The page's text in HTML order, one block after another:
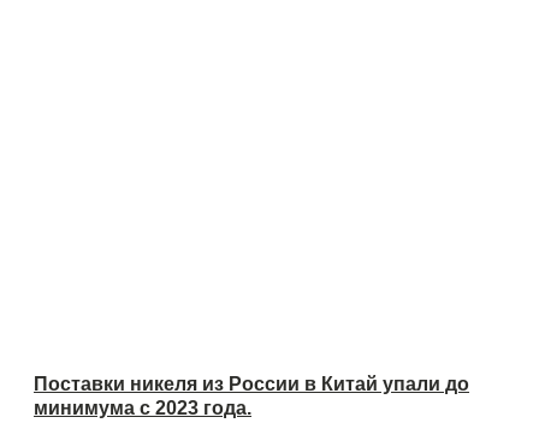
Поставки никеля из России в Китай упали до
минимума с 2023 года.